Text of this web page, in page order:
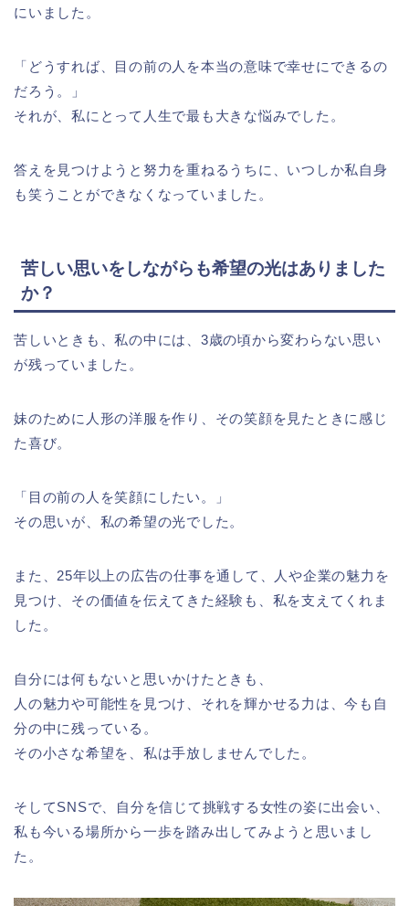
にいました。
「どうすれば、目の前の人を本当の意味で幸せにできるの
だろう。」
それが、私にとって人生で最も大きな悩みでした。
答えを見つけようと努力を重ねるうちに、いつしか私自身
も笑うことができなくなっていました。
苦しい思いをしながらも希望の光はありました
か？
苦しいときも、私の中には、3歳の頃から変わらない思い
が残っていました。
妹のために人形の洋服を作り、その笑顔を見たときに感じ
た喜び。
「目の前の人を笑顔にしたい。」
その思いが、私の希望の光でした。
また、25年以上の広告の仕事を通して、人や企業の魅力を
見つけ、その価値を伝えてきた経験も、私を支えてくれま
した。
自分には何もないと思いかけたときも、
人の魅力や可能性を見つけ、それを輝かせる力は、今も自
分の中に残っている。
その小さな希望を、私は手放しませんでした。
そしてSNSで、自分を信じて挑戦する女性の姿に出会い、
私も今いる場所から一歩を踏み出してみようと思いまし
た。